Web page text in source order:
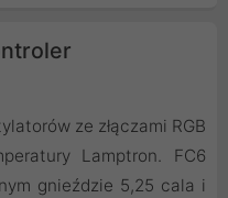
ze złączami RGB
Lamptron. FC6
gnieździe 5,25 cala i